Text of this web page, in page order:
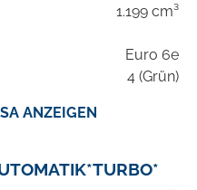
1.199 cm³
Euro 6e
4 (Grün)
ANZEIGEN